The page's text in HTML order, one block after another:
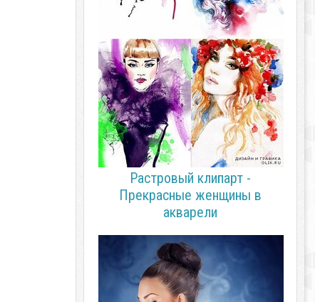
Растровый клипарт -
Прекрасные женщины в
акварели